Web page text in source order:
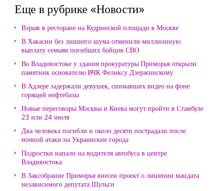
Еще в рубрике «Новости»
Взрыв в ресторане на Кудринской площади в Москве
В Хакасии без лишнего шума отменили миллионную
выплату семьям погибших бойцов СВО
Во Владивостоке у здания прокуратуры Приморья открыли
памятник основателю ВЧК Феликсу Дзержинскому
В Адлере задержали девушек, снимавших видео на фоне
горящей нефтебазы
Новые переговоры Москвы и Киева могут пройти в Стамбуле
23 или 24 июля
Два человека погибли и около десяти пострадали после
ночной атаки на Украинские города
Подростки напали на водителя автобуса в центре
Владивостока
В Заксобрание Приморья внесен проект о лишении мандата
независимого депутата Шульги